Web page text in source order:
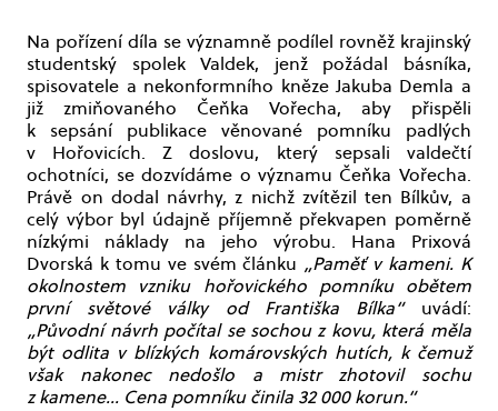
Na pořízení díla se významně podílel rovněž krajinský
studentský spolek Valdek, jenž požádal básníka,
spisovatele a nekonformního kněze Jakuba Demla a
již zmiňovaného Čeňka Vořecha, aby přispěli
k sepsání publikace věnované pomníku padlých
v Hořovicích. Z doslovu, který sepsali valdečtí
ochotníci, se dozvídáme o významu Čeňka Vořecha.
Právě on dodal návrhy, z nichž zvítězil ten Bílkův, a
celý výbor byl údajně příjemně překvapen poměrně
nízkými náklady na jeho výrobu. Hana Prixová
Dvorská k tomu ve svém článku „Paměť v kameni. K
okolnostem vzniku hořovického pomníku obětem
první světové války od Františka Bílka“ uvádí:
„Původní návrh počítal se sochou z kovu, která měla
být odlita v blízkých komárovských hutích, k čemuž
však nakonec nedošlo a mistr zhotovil sochu
z kamene… Cena pomníku činila 32 000 korun.“